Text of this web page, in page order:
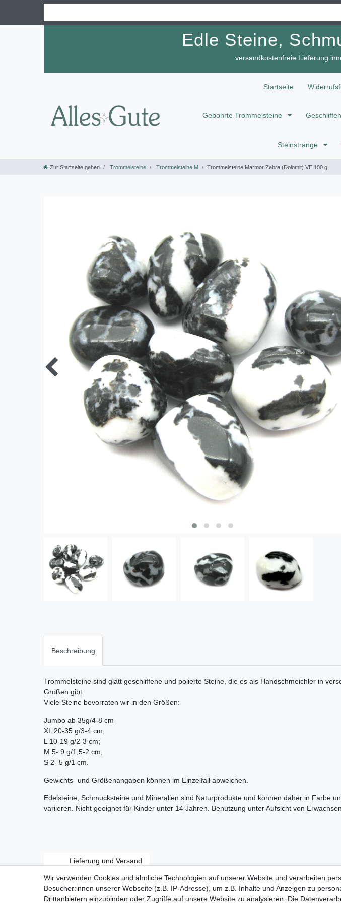
Edle Steine,
versandkostenfreie Lieferung
Startseite
Gebohrte Trommelsteine
Steinstränge
Zur Startseite gehen Trommelsteine Trommelsteine M Trommelsteine Marmor Zebra (Dolomit) VE 100 g
Beschreibung
Trommelsteine sind glatt geschliffene und polierte Steine, die es als Handschmeichler in
Größen gibt.
Viele Steine bevorraten wir in den Größen:
Jumbo ab 35g/4-8 cm
XL 20-35 g/3-4 cm;
L 10-19 g/2-3 cm;
M 5- 9 g/1,5-2 cm;
S 2- 5 g/1 cm.
Gewichts- und Größenangaben können im Einzelfall abweichen.
Edelsteine, Schmucksteine und Mineralien sind Naturprodukte und können daher in Farbe
variieren. Nicht geeignet für Kinder unter 14 Jahren. Benutzung unter Aufsicht von
Lieferung und Versand
Wir verwenden Cookies und ähnliche Technologien auf unserer Website und verarbeiten
Besucher:innen unserer Webseite (z.B. IP-Adresse), um z.B. Inhalte und Anzeigen zu
Drittanbietern einzubinden oder Zugriffe auf unsere Website zu analysieren. Die